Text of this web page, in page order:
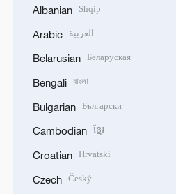
Albanian Shqip
Arabic العربية
Belarusian Беларуская
Bengali বাংলা
Bulgarian Български
Cambodian ខ្មែរ
Croatian Hrvatski
Czech Český